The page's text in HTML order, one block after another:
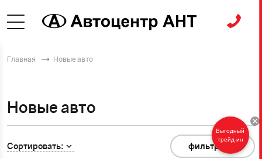
Главная Новые авто
Новые авто
Сортировать: фильтр 0
Выгодный
трейд-ин